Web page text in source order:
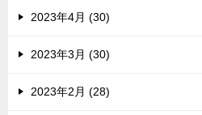
2023年4月 (30)
2023年3月 (30)
2023年2月 (28)